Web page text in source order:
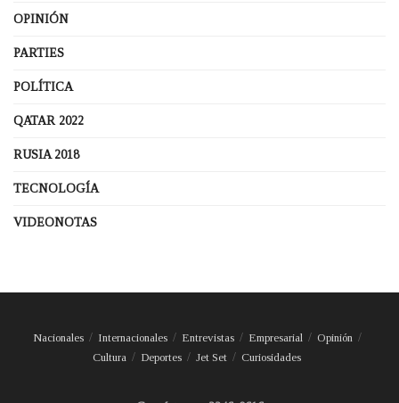
OPINIÓN
PARTIES
POLÍTICA
QATAR 2022
RUSIA 2018
TECNOLOGÍA
VIDEONOTAS
Nacionales Internacionales Entrevistas Empresarial
Opinión
Cultura
Deportes Jet Set Curiosidades